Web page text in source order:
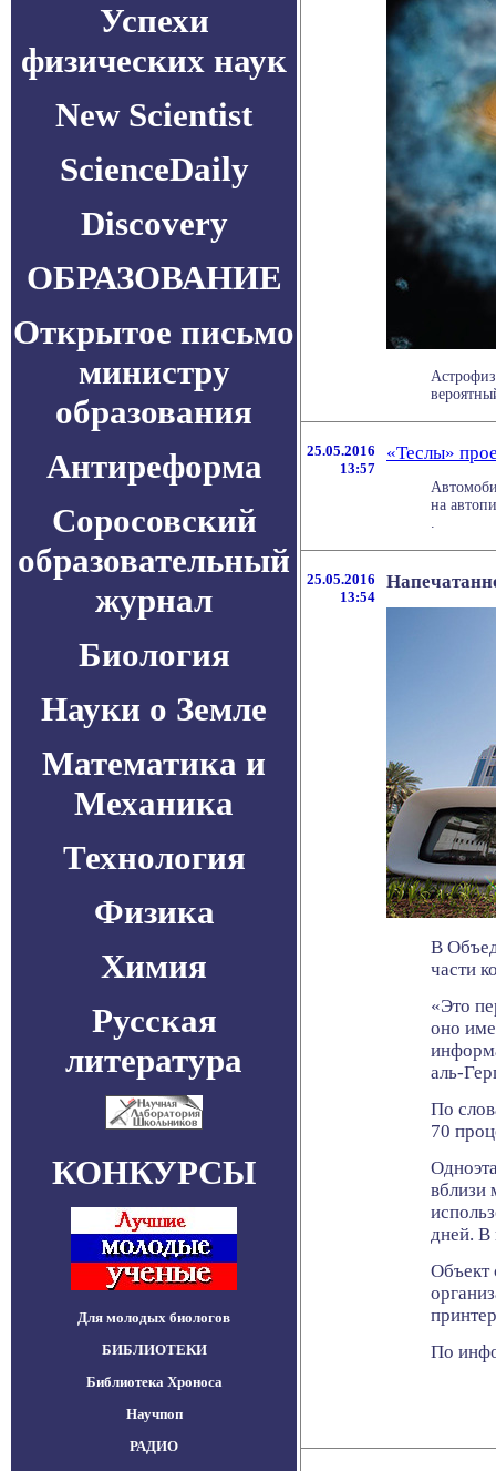
Успехи
физических наук
New Scientist
ScienceDaily
Discovery
ОБРАЗОВАНИЕ
Открытое письмо
министру
образования
Антиреформа
Соросовский
образовательный
журнал
Биология
Науки о Земле
Математика и
Механика
Технология
Физика
Химия
Русская
литература
КОНКУРСЫ
Для молодых биологов
БИБЛИОТЕКИ
Библиотека Хроноса
Научпоп
РАДИО
25.05.2016
13:57
«Теслы»
на
.
25.05.2016
13:54
В
части
«Это
оно
аль-
По
70
вблизи
дней. В
Объект
По